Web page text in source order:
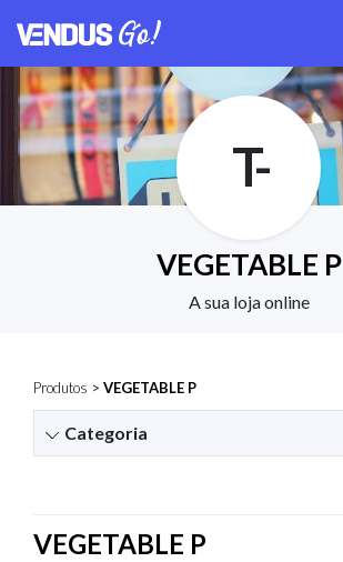
T-
VEGETABLE P
A sua loja online
Produtos > VEGETABLE P
Categoria
VEGETABLE P